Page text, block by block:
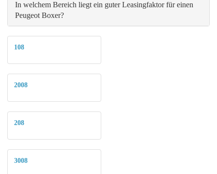
In welchem Bereich liegt ein guter Leasingfaktor für einen
Peugeot Boxer?
108
2008
208
3008